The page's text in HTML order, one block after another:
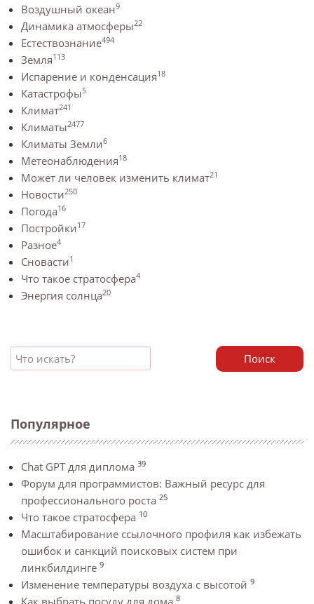
Воздушный океан9
Динамика атмосферы22
Естествознание494
Земля113
Испарение и конденсация18
Катастрофы5
Климат241
Климаты2477
Климаты Земли6
Метеонаблюдения18
Может ли человек изменить климат21
Новости250
Погода16
Постройки17
Разное4
Сновасти1
Что такое стратосфера4
Энергия солнца20
Поиск
Популярное
Chat GPT для диплома 39
Форум для программистов: Важный ресурс для
профессионального роста 25
Что такое стратосфера 10
Масштабирование ссылочного профиля как избежать
ошибок и санкций поисковых систем при
линкбилдинге 9
Изменение температуры воздуха с высотой 9
Как выбрать посуду для дома 8